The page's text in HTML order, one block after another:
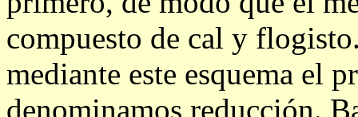
compuesto de cal y
mediante este esquema el
denominamos reducción.